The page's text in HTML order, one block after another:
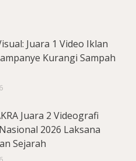
Juara 1 Video Iklan
Kurangi Sampah
Juara 2 Videografi
2026 Laksana
Sejarah